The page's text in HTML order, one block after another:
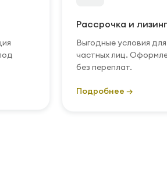
Рассрочка и лизинг
Выгодные условия
частных лиц.
без переплат.
Подробнее →